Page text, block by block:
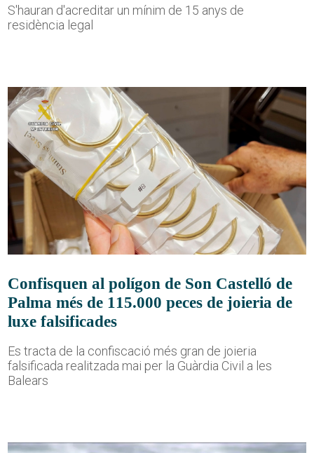
S'hauran d'acreditar un mínim de 15 anys de
residència legal
Confisquen al polígon de Son Castelló de
Palma més de 115.000 peces de joieria de
luxe falsificades
Es tracta de la confiscació més gran de joieria
falsificada realitzada mai per la Guàrdia Civil a les
Balears